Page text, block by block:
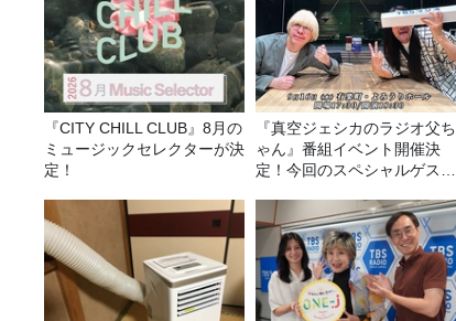
『CITY CHILL CLUB』8月の
ミュージックセレクターが決
定！
『真空ジェシカのラジオ父ち
ゃん』番組イベント開催決
定！今回のスペシャルゲスト